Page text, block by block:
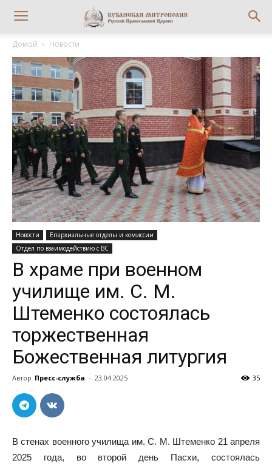
Домой Новости
Новости
Епархиальные отделы и комиссии
Отдел по взаимодействию с ВС
В храме при военном
училище им. С. М.
Штеменко состоялась
торжественная
Божественная литургия
Автор Пресс-служба - 23.04.2025 35
В стенах военного училища им. С. М. Штеменко 21 апреля
2025 года, во второй день Пасхи, состоялась